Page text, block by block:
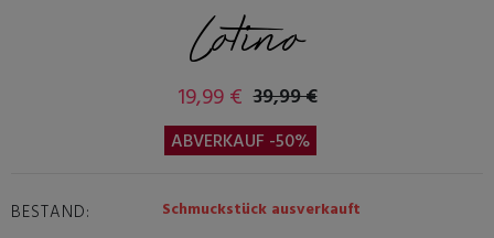
Lotino
19,99 € 39,99 €
ABVERKAUF -50%
BESTAND: Schmuckstück ausverkauft